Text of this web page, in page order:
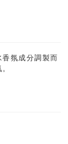
氛成分調製而